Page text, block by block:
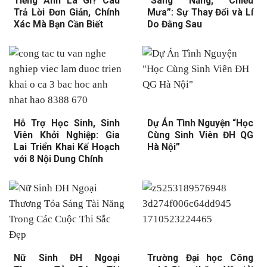
Trả Lời Đơn Giản, Chính
Xác Mà Bạn Cần Biết
Mưa”: Sự Thay Đổi và Lí
Do Đằng Sau
Hỗ Trợ Học Sinh, Sinh
Viên Khởi Nghiệp: Gia
Lai Triển Khai Kế Hoạch
với 8 Nội Dung Chính
Dự Án Tình Nguyện “Học
Cùng Sinh Viên ĐH QG
Hà Nội”
Nữ Sinh ĐH Ngoại
Trường Đại học Công